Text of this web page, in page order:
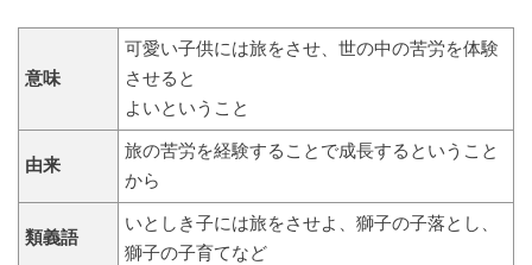
意味
可愛い子供には旅をさせ、世の中の苦労を体験
させると
よいということ
由来
旅の苦労を経験することで成長するということ
から
類義語
いとしき子には旅をさせよ、獅子の子落とし、
獅子の子育てなど